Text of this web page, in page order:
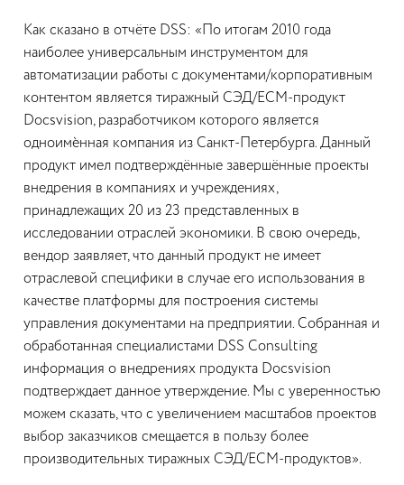
Как сказано в отчёте DSS: «По итогам 2010 года
наиболее универсальным инструментом для
автоматизации работы с документами/корпоративным
контентом является тиражный СЭД/ECM-продукт
Docsvision, разработчиком которого является
одноимѐнная компания из Санкт-Петербурга. Данный
продукт имел подтверждённые завершённые проекты
внедрения в компаниях и учреждениях,
принадлежащих 20 из 23 представленных в
исследовании отраслей экономики. В свою очередь,
вендор заявляет, что данный продукт не имеет
отраслевой специфики в случае его использования в
качестве платформы для построения системы
управления документами на предприятии. Собранная и
обработанная специалистами DSS Consulting
информация о внедрениях продукта Docsvision
подтверждает данное утверждение. Мы с уверенностью
можем сказать, что с увеличением масштабов проектов
выбор заказчиков смещается в пользу более
производительных тиражных СЭД/ECM-продуктов».